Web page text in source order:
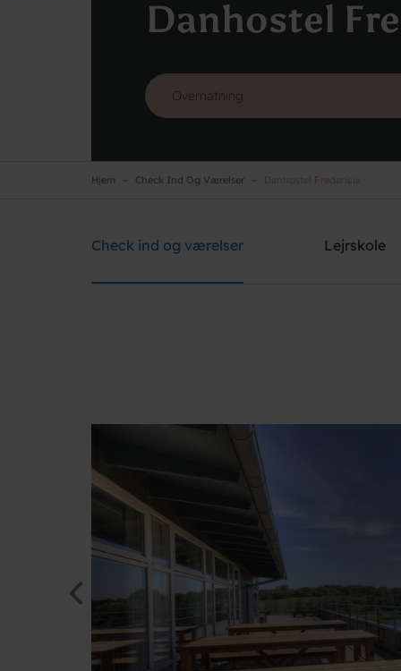
Danhostel
Danhostel Fredericia
Hjem Check Ind Og Værelser
Check ind og værelser Lejrskole